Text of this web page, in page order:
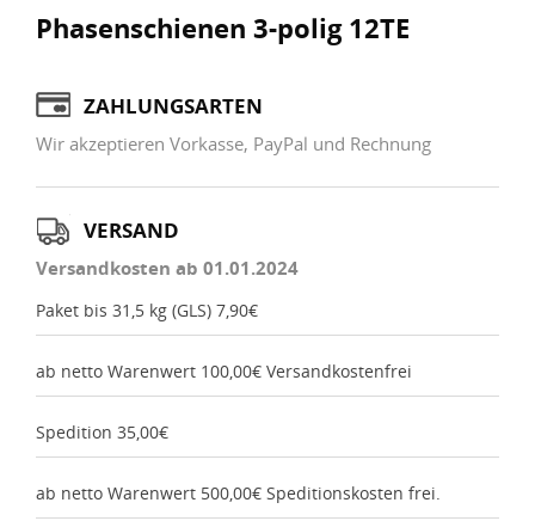
Phasenschienen 3-polig 12TE
ZAHLUNGSARTEN
Wir akzeptieren Vorkasse, PayPal und Rechnung
VERSAND
Versandkosten ab 01.01.2024
Paket bis 31,5 kg (GLS) 7,90€
ab netto Warenwert 100,00€ Versandkostenfrei
Spedition 35,00€
ab netto Warenwert 500,00€ Speditionskosten frei.